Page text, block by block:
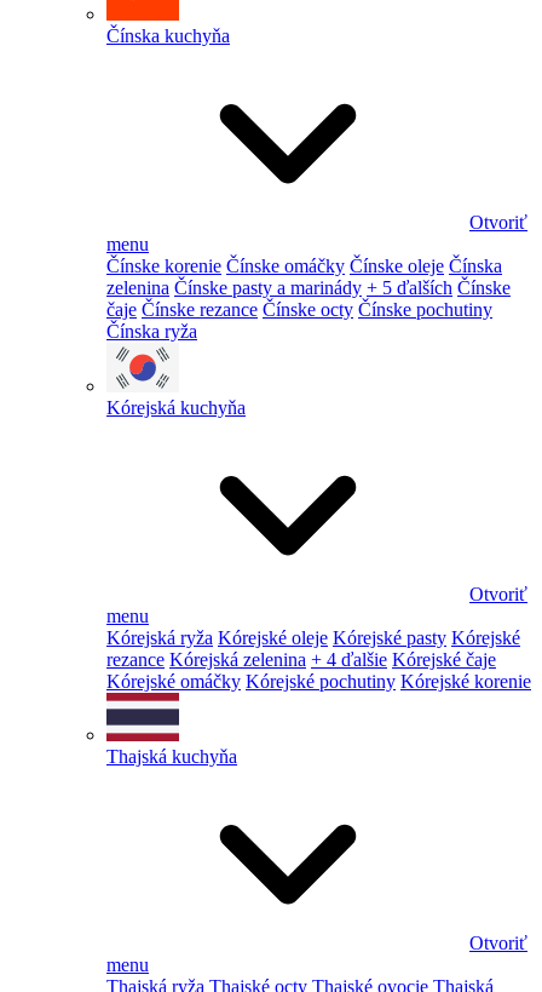
Čínska kuchyňa
Otvoriť
menu
Čínske korenie Čínske omáčky Čínske oleje Čínska
zelenina Čínske pasty a marinády + 5 ďalších Čínske
čaje Čínske rezance Čínske octy Čínske pochutiny
Čínska ryža
Kórejská kuchyňa
Otvoriť
menu
Kórejská ryža Kórejské oleje Kórejské pasty Kórejské
rezance Kórejská zelenina + 4 ďalšie Kórejské čaje
Kórejské omáčky Kórejské pochutiny Kórejské korenie
Thajská kuchyňa
Otvoriť
menu
Thajská ryža Thajské octy Thajské ovocie Thajská